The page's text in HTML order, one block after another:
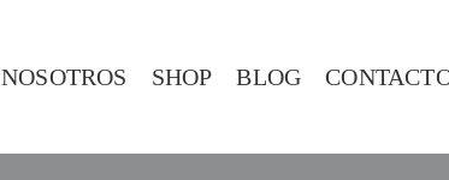
NOSOTROS SHOP BLOG